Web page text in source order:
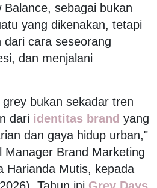
sebagai bukan
yang dikenakan, tetapi
dari cara seseorang
dan menjalani
grey bukan sekadar tren
dari identitas brand yang
dan gaya hidup urban,"
Manager Brand Marketing
Harianda Mutis, kepada